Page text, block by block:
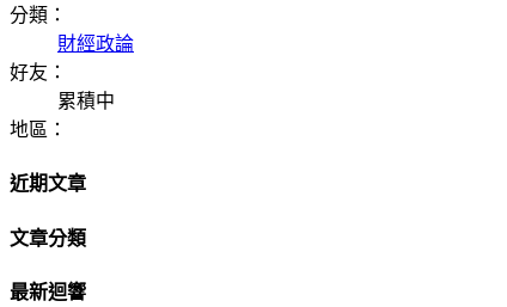
分類：
財經政論
好友：
累積中
地區：
近期文章
文章分類
最新迴響